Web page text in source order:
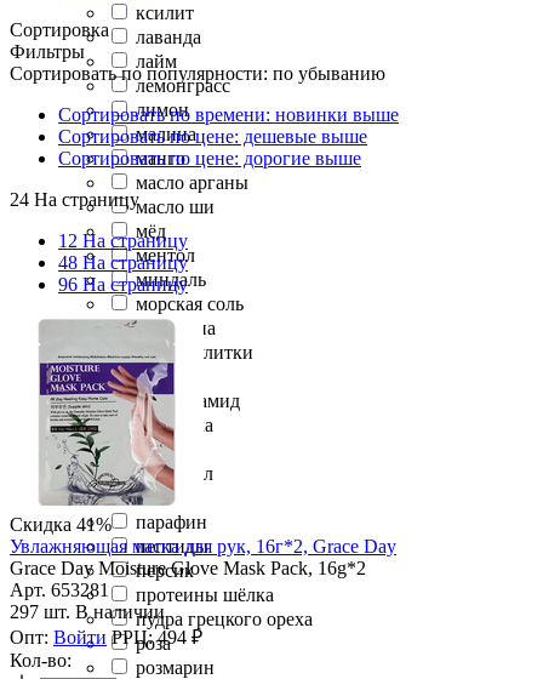
ксилит
лаванда
лайм
лемонграсс
лимон
малина
манго
масло арганы
масло ши
мёд
ментол
миндаль
морская соль
мочевина
муцин улитки
мята
ниацинамид
облепиха
огурец
пантенол
папайя
парафин
пептиды
персик
протеины шёлка
пудра грецкого ореха
роза
розмарин
Сортировка
Фильтры
Сортировать по популярности: по убыванию
Сортировать по времени: новинки выше
Сортировать по цене: дешевые выше
Сортировать по цене: дорогие выше
24 На страницу
12 На страницу
48 На страницу
96 На страницу
Скидка 41%
Увлажняющая маска для рук, 16г*2, Grace Day
Grace Day Moisture Glove Mask Pack, 16g*2
Арт. 653281
297 шт. В наличии
Опт: Войти РРЦ:494 ₽
Кол-во: